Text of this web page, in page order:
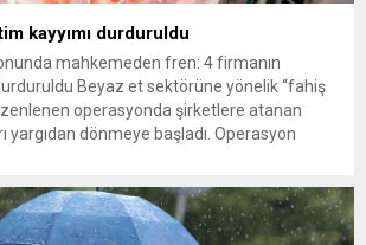
kayyımı durduruldu
mahkemeden fren: 4 firmanın
Beyaz et sektörüne yönelik “fahiş
operasyonda şirketlere atanan
yargıdan dönmeye başladı. Operasyon
karar verdi. Türkiye’nin önde gelen